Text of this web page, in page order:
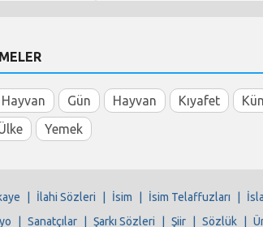
Gün Hayvan Kıyafet
Yemek
İlahi Sözleri İsim İsim Telaffuzları
Sanatçılar Şarkı Sözleri Şiir Sözlük